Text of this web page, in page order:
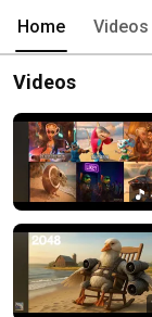
Home Videos
Videos